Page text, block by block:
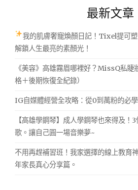
最新文章
我的肌膚奢寵煥顏日記！Tixel提可
解鎖人生最亮的素顏光！
《美容》高雄霧眉哪裡好？MissQ私睫
格＋後期恢復全紀錄）
IG自媒體經營全攻略：從0到萬粉的必
【高雄學鋼琴】成人學鋼琴也來得及！
歌。讓自己圓一場音樂夢~
不用再趕補習班！我家選擇的線上教育
年家長真心分享篇。